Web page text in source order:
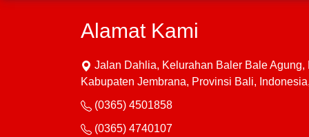
Alamat Kami
Jalan Dahlia, Kelurahan Baler Bale Agung,
Kabupaten Jembrana, Provinsi Bali,
(0365) 4501858
(0365) 4740107